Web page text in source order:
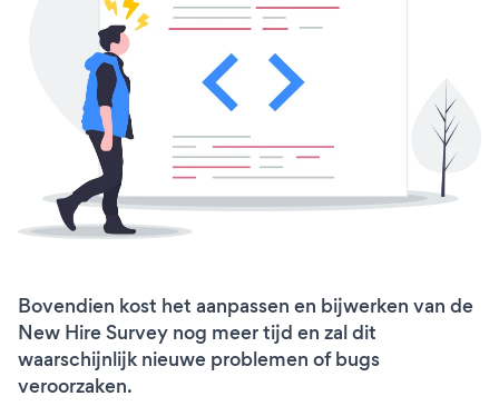
Bovendien kost het aanpassen en bijwerken van de
New Hire Survey nog meer tijd en zal dit
waarschijnlijk nieuwe problemen of bugs
veroorzaken.